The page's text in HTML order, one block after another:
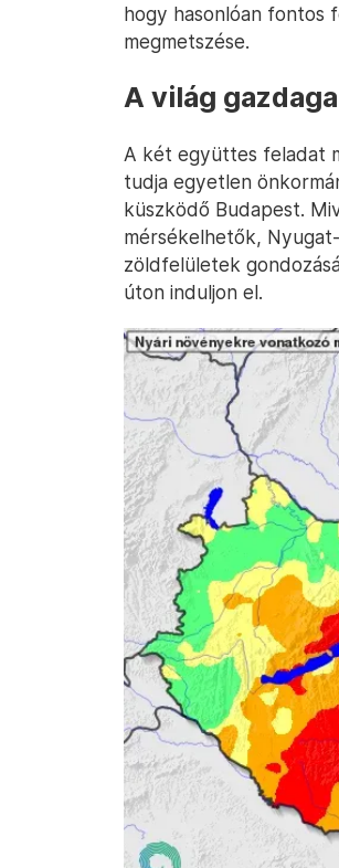
hogy hasonlóan fontos
megmetszése.
A világ
A két együttes feladat
tudja egyetlen
küszködő Budapest.
mérsékelhetők,
zöldfelületek
úton induljon el.